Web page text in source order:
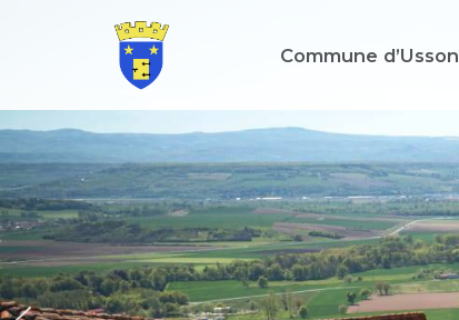
contenu
Commune d’Usson